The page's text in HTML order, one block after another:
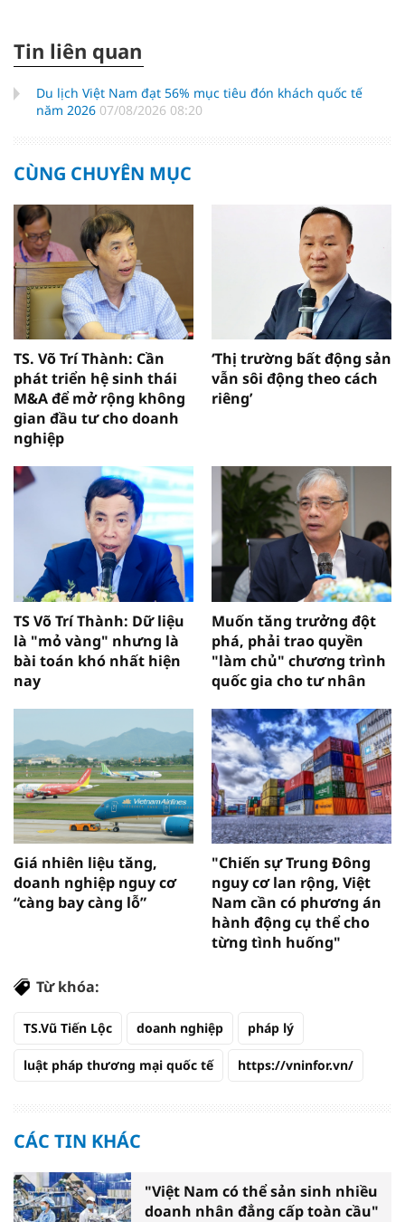
Tin liên quan
Du lịch Việt Nam đạt 56% mục tiêu đón khách quốc tế
năm 2026 07/08/2026 08:20
CÙNG CHUYÊN MỤC
TS. Võ Trí Thành: Cần
phát triển hệ sinh thái
M&A để mở rộng không
gian đầu tư cho doanh
nghiệp
‘Thị trường bất động sản
vẫn sôi động theo cách
riêng’
TS Võ Trí Thành: Dữ liệu
là "mỏ vàng" nhưng là
bài toán khó nhất hiện
nay
Muốn tăng trưởng đột
phá, phải trao quyền
"làm chủ" chương trình
quốc gia cho tư nhân
Giá nhiên liệu tăng,
doanh nghiệp nguy cơ
“càng bay càng lỗ”
"Chiến sự Trung Đông
nguy cơ lan rộng, Việt
Nam cần có phương án
hành động cụ thể cho
từng tình huống"
Từ khóa:
TS.Vũ Tiến Lộc doanh nghiệp pháp lý
luật pháp thương mại quốc tế https://vninfor.vn/
CÁC TIN KHÁC
"Việt Nam có thể sản sinh nhiều
doanh nhân đẳng cấp toàn cầu"